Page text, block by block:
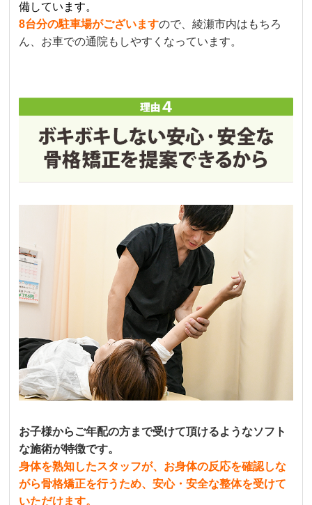
備しています。
8台分の駐車場がございますので、綾瀬市内はもちろ
ん、お車での通院もしやすくなっています。
お子様からご年配の方まで受けて頂けるようなソフト
な施術が特徴です。
身体を熟知したスタッフが、お身体の反応を確認しな
がら骨格矯正を行うため、安心・安全な整体を受けて
いただけます。